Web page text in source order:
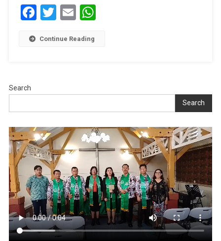
Facebook
Twitter
EmailWhatsApp
Continue Reading
Search
Search